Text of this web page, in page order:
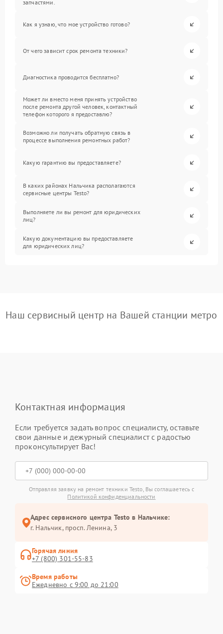
запчастями.
Как я узнаю, что мое устройство готово?
От чего зависит срок ремонта техники?
Диагностика проводится бесплатно?
Может ли вместо меня принять устройство
после ремонта другой человек, контактный
телефон которого я предоставлю?
Возможно ли получать обратную связь в
процессе выполнения ремонтных работ?
Какую гарантию вы предоставляете?
В каких районах Нальчика располагаются
сервисные центры Testo?
Выполняете ли вы ремонт для юридических
лиц?
Какую документацию вы предоставляете
для юридических лиц?
Наш сервисный центр на Вашей станции метро
Контактная информация
Если требуется задать вопрос специалисту, оставьте
свои данные и дежурный специалист с радостью
проконсультирует Вас!
Отправляя заявку на ремонт техники Testo, Вы соглашаетесь с
Политикой конфиденциальности
Адрес сервисного центра Testo в Нальчике:
г. Нальчик, просп. Ленина, 3
Горячая линия
+7 (800) 301-55-83
Время работы
Ежедневно с 9:00 до 21:00